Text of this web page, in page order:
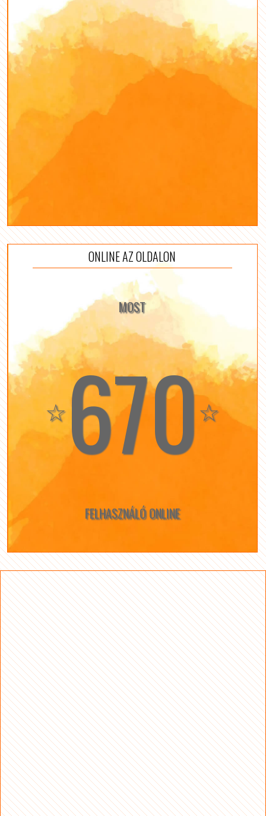
ONLINE AZ OLDALON
MOST
☆670☆
FELHASZNÁLÓ ONLINE